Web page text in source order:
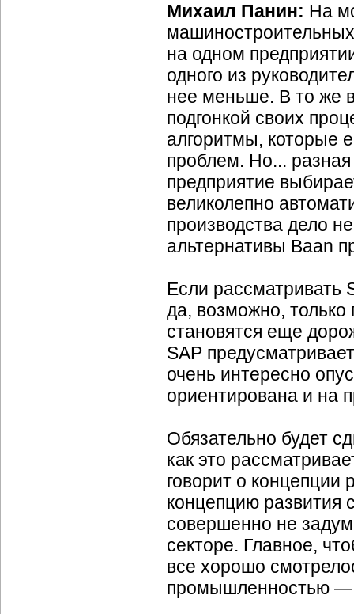
Михаил Панин: На
на одном
одного из
нее меньше. В то же
подгонкой своих
алгоритмы, которые
проблем. Но... разная
предприятие
великолепно
производства дело
альтернативы Baan
Если рассматривать
да, возможно, только
становятся еще
SAP
очень интересно
ориентирована и на
Обязательно будет
как это
говорит о концепции
концепцию развития
совершенно не
секторе. Главное,
все хорошо
промышленностью —